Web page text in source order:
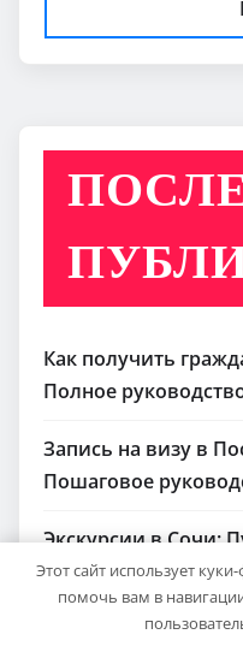
Как получить
Полное
Запись на визу в
Пошаговое
Экскурсии в Сочи:
Черноморского
Визы в Индию: Все,
Этот сайт использует
помочь вам в